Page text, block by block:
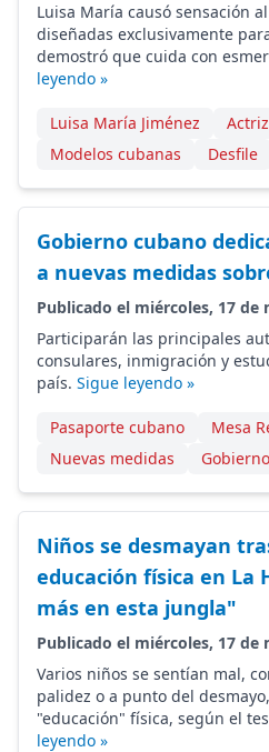
Luisa María causó sensación
diseñadas exclusivamente
demostró que cuida con
leyendo »
Luisa María Jiménez
Modelos cubanas
Desfile
Gobierno cubano
a nuevas medidas
Publicado el miércoles, 17 de
Participarán las principales
consulares, inmigración y
país. Sigue leyendo »
Pasaporte cubano
Mesa
Nuevas medidas
Niños se desmayan
educación física en La
más en esta jungla"
Publicado el miércoles, 17 de
Varios niños se sentían mal,
palidez o a punto del
"educación" física, según el
leyendo »